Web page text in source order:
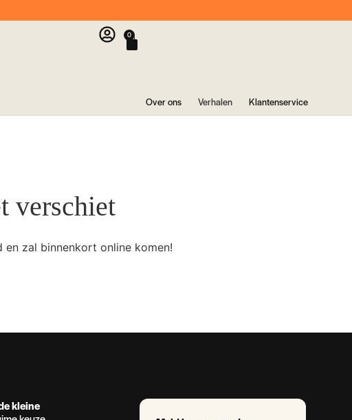
0
Over ons Verhalen Klantenservice
verschiet
zal binnenkort online komen!
kleine